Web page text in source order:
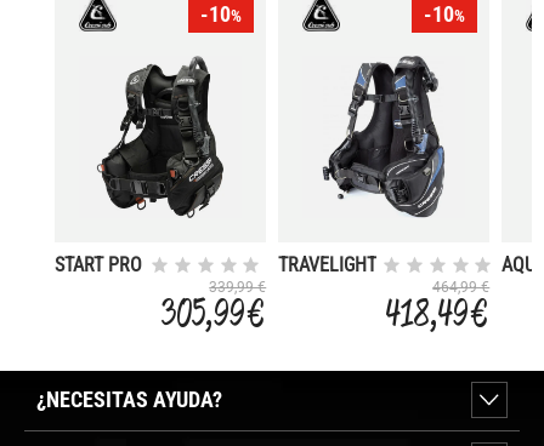
-10%
START PRO
339,99 €
305,99 €
-10%
TRAVELIGHT
464,99 €
418,49 €
¿NECESITAS AYUDA?